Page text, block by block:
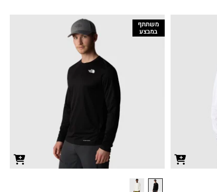
משתתף
במבצע